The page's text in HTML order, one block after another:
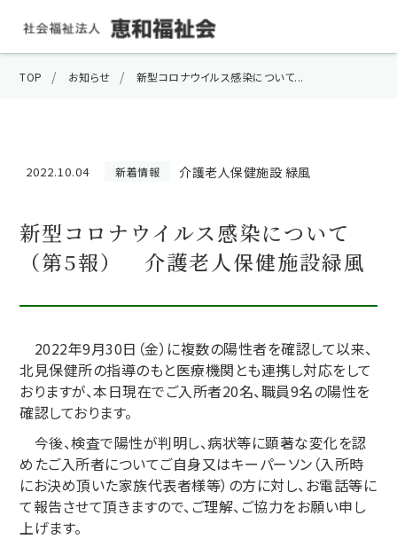
TOP お知らせ 新型コロナウイルス感染について...
2022.10.04 新着情報 介護老人保健施設 緑風
新型コロナウイルス感染について
（第5報） 介護老人保健施設緑風
2022年9月30日（金）に複数の陽性者を確認して以来、
北見保健所の指導のもと医療機関とも連携し対応をして
おりますが、本日現在でご入所者20名、職員9名の陽性を
確認しております。
今後、検査で陽性が判明し、病状等に顕著な変化を認
めたご入所者についてご自身又はキーパーソン（入所時
にお決め頂いた家族代表者様等）の方に対し、お電話等に
て報告させて頂きますので、ご理解、ご協力をお願い申し
上げます。